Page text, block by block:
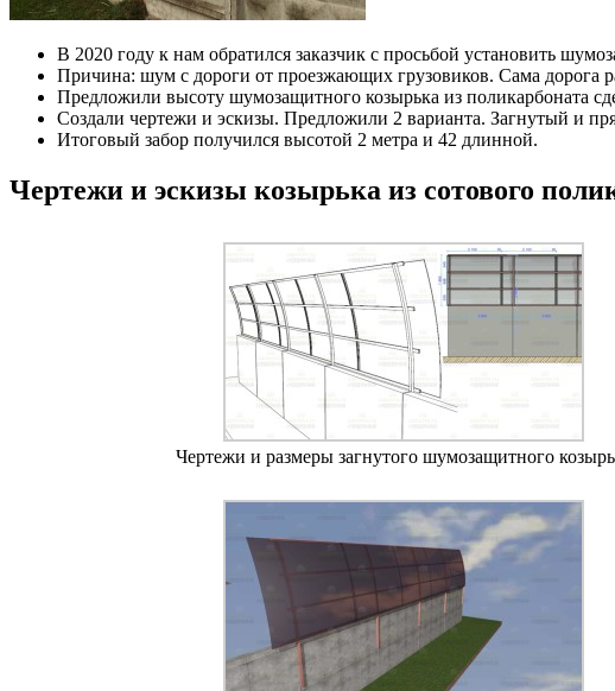
В 2020 году к нам обратился заказчик с просьбой установить
Причина: шум с дороги от проезжающих грузовиков. Сама дорога
Предложили высоту шумозащитного козырька из поликарбоната
Создали чертежи и эскизы. Предложили 2 варианта. Загнутый и
Итоговый забор получился высотой 2 метра и 42 длинной.
Чертежи и эскизы козырька из сотового
Чертежи и размеры загнутого шумозащитного